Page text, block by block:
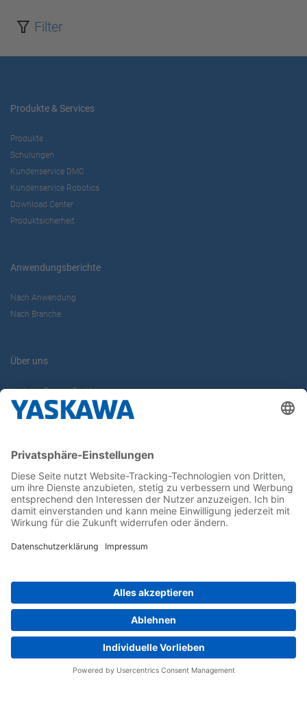
Filter
Produkte & Services
Produkte
Schulungen
Kundenservice DMC
Kundenservice Robotics
Download Center
Produktsicherheit
Anwendungsberichte
Nach Anwendung
Nach Branche
Über uns
Yaskawa Europe GmbH
Karriere
Newsletter
Follow us on...
Home Impressum Privacy
Cookie Choices
Whistleblowing
Yaskawa Europe GmbH